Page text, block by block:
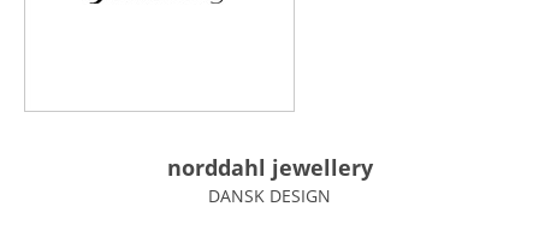
norddahl jewellery
DANSK DESIGN